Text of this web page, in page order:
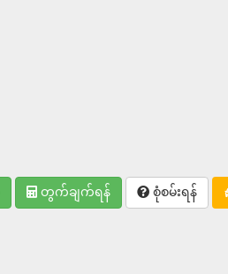
တွက်ချက်ရန် စုံစမ်းရန်